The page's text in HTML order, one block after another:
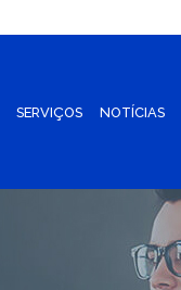
SERVIÇOS NOTÍCIAS